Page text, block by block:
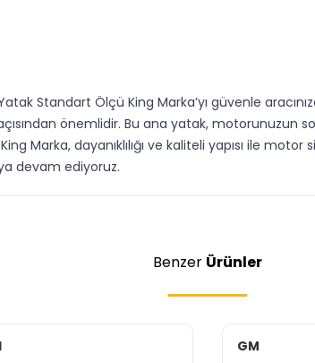
Standart Ölçü King Marka’yı güvenle
önemlidir. Bu ana yatak, motorunuzun
Marka, dayanıklılığı ve kaliteli yapısı ile
devam ediyoruz.
Benzer Ürünler
GM